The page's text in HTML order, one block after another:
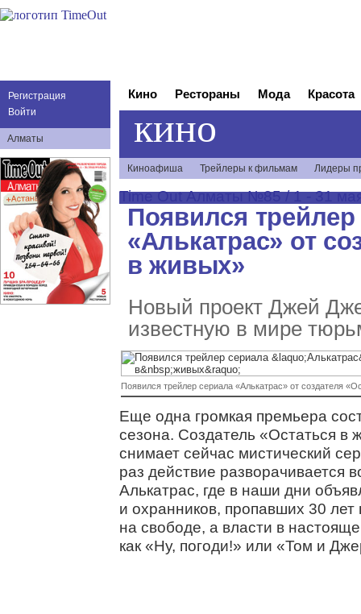
Регистрация
Войти
Алматы
Кино Рестораны Мода Красота
кино
Киноафиша Трейлеры к фильмам Лидеры
Time Out Алматы №85 / 1 - 31
Появился
«Алькатрас» от
в живых»
Новый проект Джей
известную в мире
Появился трейлер сериала «Алькатрас» от создателя
Еще одна громкая премьера
сезона. Создатель «Остаться в
снимает сейчас мистический
раз действие разворачивается
Алькатрас, где в наши дни
и охранников, пропавших 30
на свободе, а власти в
как «Ну, погоди!» или «Том и